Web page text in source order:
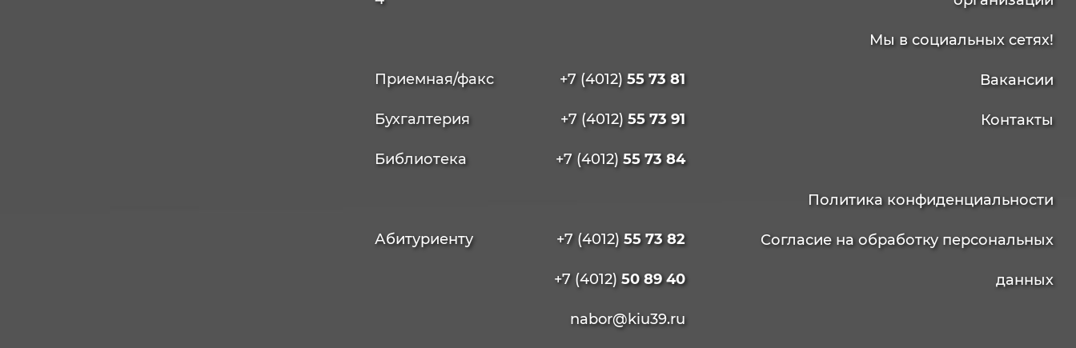
Приемная/факс +7 (4012) 55 73 81
Бухгалтерия +7 (4012) 55 73 91
Библиотека +7 (4012) 55 73 84
Абитуриенту +7 (4012) 55 73 82
+7 (4012) 50 89 40
nabor@kiu39.ru
Мы в социальных сетях!
Вакансии
Контакты
Политика конфиденциальности
Согласие на обработку персональных
данных